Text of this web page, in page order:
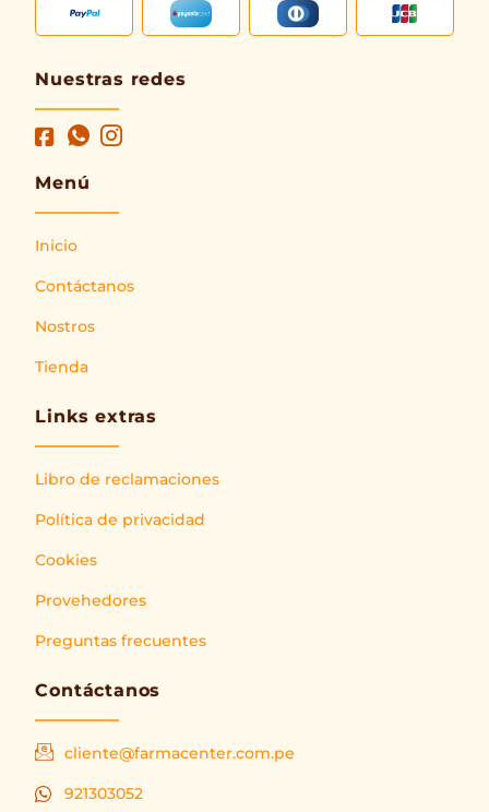
Nuestras redes
Menú
Inicio
Contáctanos
Nostros
Tienda
Links extras
Libro de reclamaciones
Política de privacidad
Cookies
Provehedores
Preguntas frecuentes
Contáctanos
cliente@farmacenter.com.pe
921303052